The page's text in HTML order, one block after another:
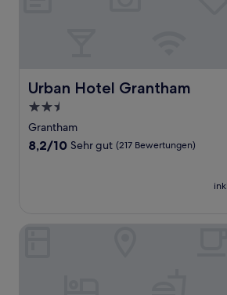
Urban Hotel Grantham
Urban Hotel Grantham
2.5-
Sterne-
Unterkunft
Grantham
8.2
Bewertungen)
8,2/10 Sehr gut (217 Bewertungen)